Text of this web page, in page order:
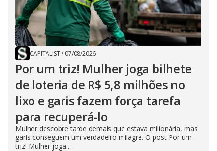
CAPITALIST/ 07/08/2026
Por um triz! Mulher joga bilhete
de loteria de R$ 5,8 milhões no
lixo e garis fazem força tarefa
para recuperá-lo
Mulher descobre tarde demais que estava milionária, mas
garis conseguem um verdadeiro milagre. O post Por um
triz! Mulher joga...